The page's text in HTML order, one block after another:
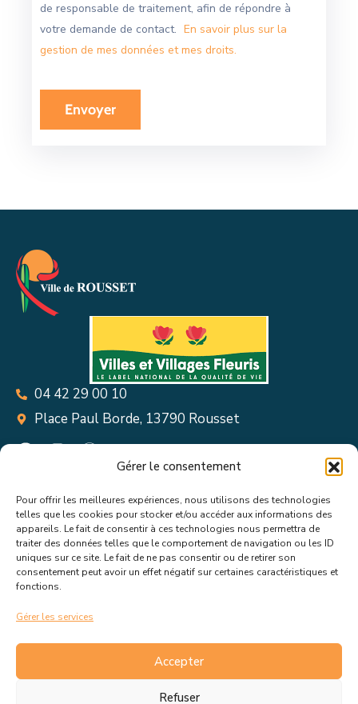
Gérer le consentement
Pour offrir les meilleures expériences, nous utilisons des technologies
telles que les cookies pour stocker et/ou accéder aux informations des
appareils. Le fait de consentir à ces technologies nous permettra de
traiter des données telles que le comportement de navigation ou les ID
uniques sur ce site. Le fait de ne pas consentir ou de retirer son
consentement peut avoir un effet négatif sur certaines caractéristiques et
fonctions.
Gérer les services
Accepter
Refuser
de responsable de traitement, afin de répondre à
votre demande de contact. En savoir plus sur la
gestion de mes données et mes droits.
04 42 29 00 10
Place Paul Borde, 13790 Rousset
Suivez toutes les informations &
actualités de votre ville !
mairie de Rousset. En savoir plus sur la gestion de mes